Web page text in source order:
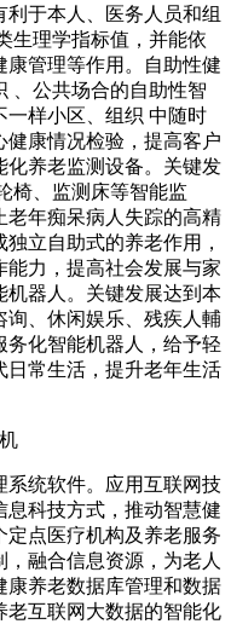
于本人、医务人员和组
生理学指标值，并能依
管理等作用。自助性健
、公共场合的自助性智
一样小区、组织 中随时
健康情况检验，提高客户
化养老监测设备。关键发
椅、监测床等智能监
老年痴呆病人失踪的高精
立自助式的养老作用，
力，提高社会发展与家
机器人。关键发展达到本
询、休闲娱乐、残疾人輔
务化智能机器人，给予轻
日常生活，提升老年生活
系统软件。应用互联网技
科技方式，推动智慧健
定点医疗机构及养老服务
融合信息资源，为老人
康养老数据库管理和数据
老互联网大数据的智能化